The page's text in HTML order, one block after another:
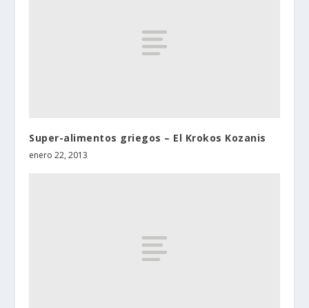
Super-alimentos griegos – El Krokos Kozanis
enero 22, 2013